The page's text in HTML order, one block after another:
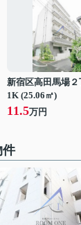
新宿区高田馬場２
1K (25.06㎡)
11.5万円
件